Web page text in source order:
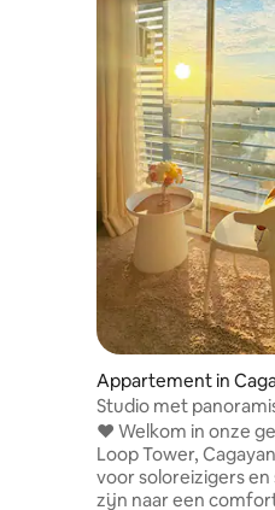
Appartement in
Oro
Studio met
zonsondergang @
verdieping
❤️ Welkom in onze
Loop Tower,
voor soloreizigers
zijn naar een